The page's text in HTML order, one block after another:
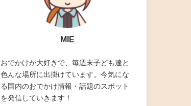
MIE
おでかけが大好きで、毎週末子ども達と
色んな場所に出掛けています。今気にな
る国内のおでかけ情報・話題のスポット
を発信していきます！